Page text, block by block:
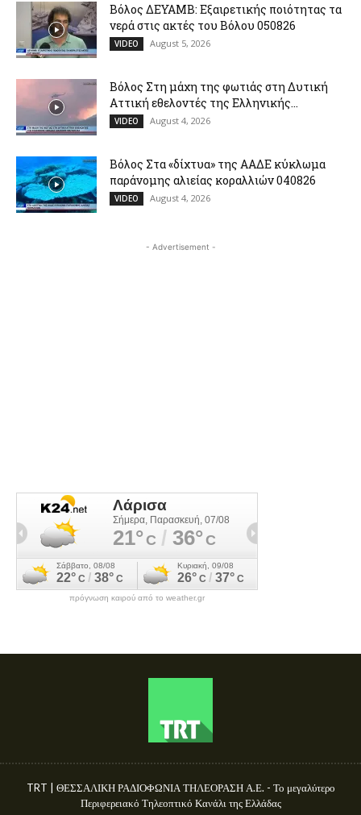
Βόλος ΔΕΥΑΜΒ: Εξαιρετικής ποιότητας τα
νερά στις ακτές του Βόλου 050826
VIDEO August 5, 2026
Βόλος Στη μάχη της φωτιάς στη Δυτική
Αττική εθελοντές της Ελληνικής...
VIDEO August 4, 2026
Βόλος Στα «δίχτυα» της ΑΑΔΕ κύκλωμα
παράνομης αλιείας κοραλλιών 040826
VIDEO August 4, 2026
- Advertisement -
πρόγνωση καιρού από το weather.gr
TRT | ΘΕΣΣΑΛΙΚΗ ΡΑΔΙΟΦΩΝΙΑ ΤΗΛΕΟΡΑΣΗ Α.Ε. - Το μεγαλύτερο
Περιφερειακό Τηλεοπτικό Κανάλι της Ελλάδας